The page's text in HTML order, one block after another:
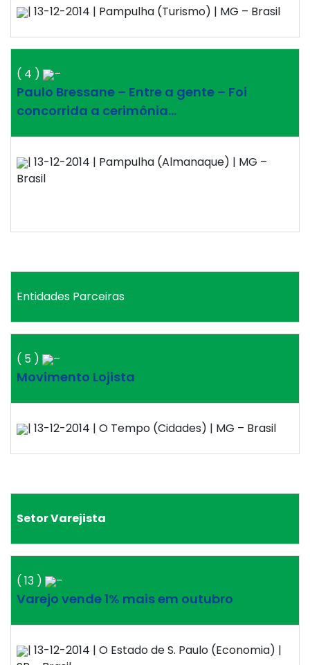
| 13-12-2014 | Pampulha (Turismo) | MG – Brasil
( 4 ) –
Paulo Bressane – Entre a gente – Foi
concorrida a cerimônia…
| 13-12-2014 | Pampulha (Almanaque) | MG –
Brasil
Entidades Parceiras
( 5 ) –
Movimento Lojista
| 13-12-2014 | O Tempo (Cidades) | MG – Brasil
Setor Varejista
( 13 ) –
Varejo vende 1% mais em outubro
| 13-12-2014 | O Estado de S. Paulo (Economia) |